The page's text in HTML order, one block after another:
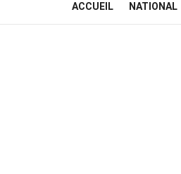
ACCUEIL NATIONAL